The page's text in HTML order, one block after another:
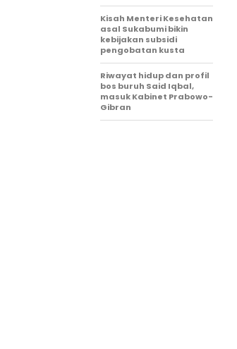
Kisah Menteri Kesehatan
asal Sukabumi bikin
kebijakan subsidi
pengobatan kusta
Riwayat hidup dan profil
bos buruh Said Iqbal,
masuk Kabinet Prabowo-
Gibran